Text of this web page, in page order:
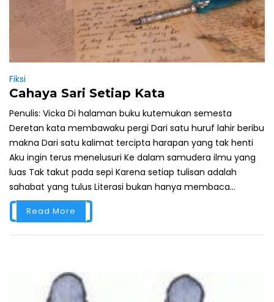
Fiksi
Cahaya Sari Setiap Kata
Penulis: Vicka Di halaman buku kutemukan semesta
Deretan kata membawaku pergi Dari satu huruf lahir beribu
makna Dari satu kalimat tercipta harapan yang tak henti
Aku ingin terus menelusuri Ke dalam samudera ilmu yang
luas Tak takut pada sepi Karena setiap tulisan adalah
sahabat yang tulus Literasi bukan hanya membaca...
Read More